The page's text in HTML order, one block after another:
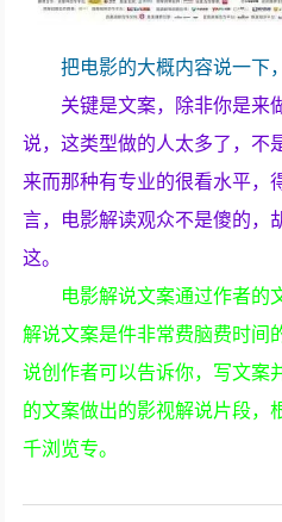
把电影的大概内容说一下
关键是文案，除非你是来
说，这类型做的人太多了，不
来而那种有专业的很看水平，
言，电影解读观众不是傻的，
这。
电影解说文案通过作者的
解说文案是件非常费脑费时间
说创作者可以告诉你，写文案
的文案做出的影视解说片段，
千浏览专。